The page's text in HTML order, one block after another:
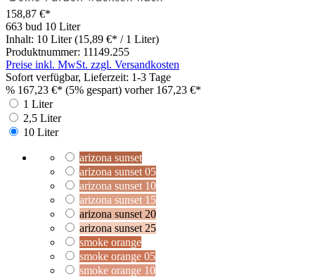
158,87 €*
663 bud 10 Liter
Inhalt: 10 Liter (15,89 €* / 1 Liter)
Produktnummer: 11149.255
Preise inkl. MwSt. zzgl. Versandkosten
Sofort verfügbar, Lieferzeit: 1-3 Tage
% 167,23 €* (5% gespart) vorher 167,23 €*
1 Liter
2,5 Liter
10 Liter
arizona sunset
arizona sunset 05
arizona sunset 10
arizona sunset 15
arizona sunset 20
arizona sunset 25
smoke orange
smoke orange 05
smoke orange 10